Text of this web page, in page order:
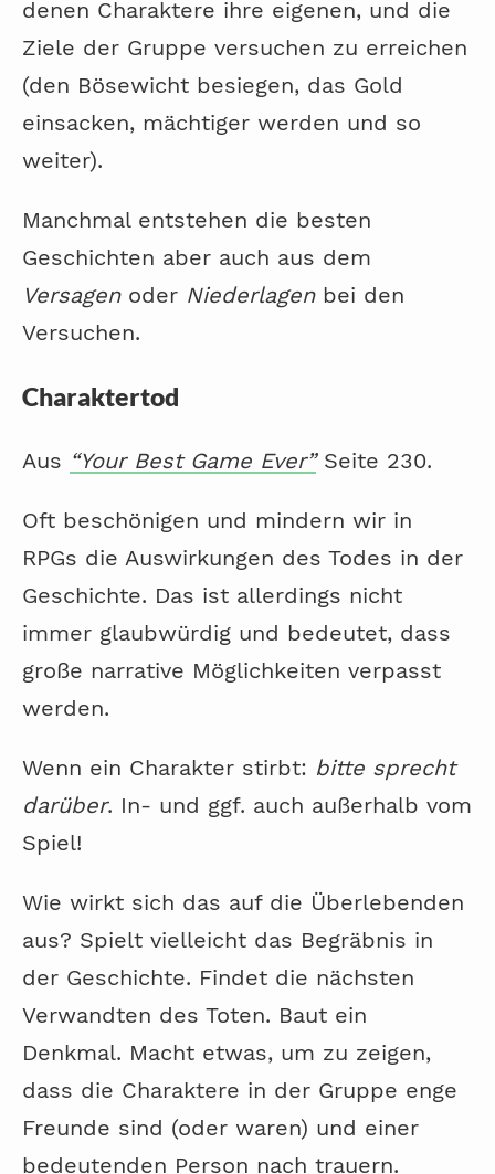
denen Charaktere ihre eigenen, und die
Ziele der Gruppe versuchen zu erreichen
(den Bösewicht besiegen, das Gold
einsacken, mächtiger werden und so
weiter).
Manchmal entstehen die besten
Geschichten aber auch aus dem
Versagenoder Niederlagenbei den
Versuchen.
Charaktertod
Aus “Your Best Game Ever”Seite 230.
Oft beschönigen und mindern wir in
RPGs die Auswirkungen des Todes in der
Geschichte. Das ist allerdings nicht
immer glaubwürdig und bedeutet, dass
große narrative Möglichkeiten verpasst
werden.
Wenn ein Charakter stirbt: bitte sprecht
darüber. In- und ggf. auch außerhalb vom
Spiel!
Wie wirkt sich das auf die Überlebenden
aus? Spielt vielleicht das Begräbnis in
der Geschichte. Findet die nächsten
Verwandten des Toten. Baut ein
Denkmal. Macht etwas, um zu zeigen,
dass die Charaktere in der Gruppe enge
Freunde sind (oder waren) und einer
bedeutenden Person nach trauern.